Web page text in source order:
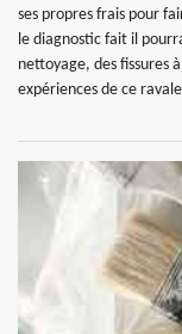
ses propres frais pour
le diagnostic fait il
nettoyage, des fissures
expériences de ce